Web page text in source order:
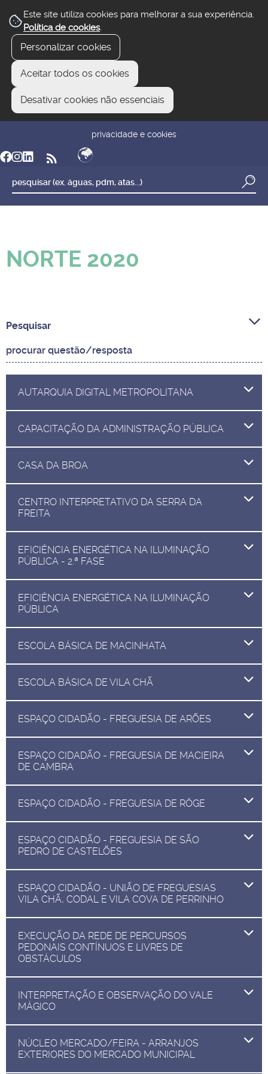
Este site utiliza cookies para melhorar a sua experiência.
Política de cookies.
Personalizar cookies
Aceitar todos os cookies
Desativar cookies não essenciais
privacidade e cookies
NORTE 2020
Pesquisar
AUTARQUIA DIGITAL METROPOLITANA
CAPACITAÇÃO DA ADMINISTRAÇÃO PÚBLICA
CASA DA BROA
CENTRO INTERPRETATIVO DA SERRA DA
FREITA
EFICIÊNCIA ENERGÉTICA NA ILUMINAÇÃO
PÚBLICA - 2.ª FASE
EFICIÊNCIA ENERGÉTICA NA ILUMINAÇÃO
PÚBLICA
ESCOLA BÁSICA DE MACINHATA
ESCOLA BÁSICA DE VILA CHÃ
ESPAÇO CIDADÃO - FREGUESIA DE ARÕES
ESPAÇO CIDADÃO - FREGUESIA DE MACIEIRA
DE CAMBRA
ESPAÇO CIDADÃO - FREGUESIA DE RÔGE
ESPAÇO CIDADÃO - FREGUESIA DE SÃO
PEDRO DE CASTELÕES
ESPAÇO CIDADÃO - UNIÃO DE FREGUESIAS
VILA CHÃ, CODAL E VILA COVA DE PERRINHO
EXECUÇÃO DA REDE DE PERCURSOS
PEDONAIS CONTÍNUOS E LIVRES DE
OBSTÁCULOS
INTERPRETAÇÃO E OBSERVAÇÃO DO VALE
MÁGICO
NÚCLEO MERCADO/FEIRA - ARRANJOS
EXTERIORES DO MERCADO MUNICIPAL